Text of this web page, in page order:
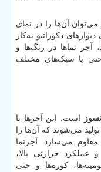
آن‌ها را در نمای
دکوراتیو به‌کار
آجر نماها در رنگ‌ها و
با سبک‌های مختلف
است. این آجرها با
می‌شوند که آن‌ها را
می‌سازد. آجرنما
حرارتی بالا،
کوره‌ها و حتی